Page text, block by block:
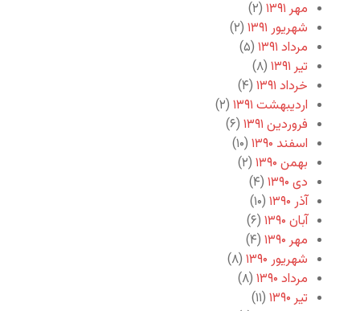
مهر ۱۳۹۱
(۲)
شهریور ۱۳۹۱
(۲)
مرداد ۱۳۹۱
(۵)
تیر ۱۳۹۱
(۸)
خرداد ۱۳۹۱
(۴)
اردیبهشت ۱۳۹۱
(۲)
فروردین ۱۳۹۱
(۶)
اسفند ۱۳۹۰
(۱۰)
بهمن ۱۳۹۰
(۲)
دی ۱۳۹۰
(۴)
آذر ۱۳۹۰
(۱۰)
آبان ۱۳۹۰
(۶)
مهر ۱۳۹۰
(۴)
شهریور ۱۳۹۰
(۸)
مرداد ۱۳۹۰
(۸)
تیر ۱۳۹۰
(۱۱)